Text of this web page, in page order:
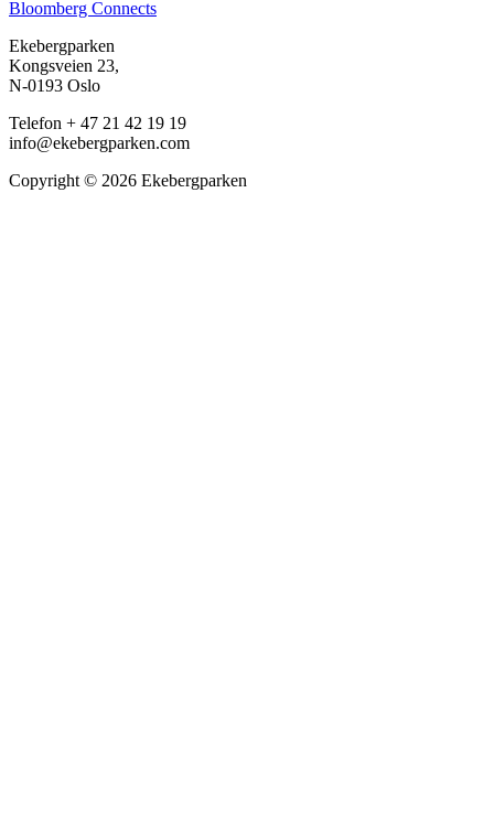
Bloomberg Connects
Ekebergparken
Kongsveien 23,
N-0193 Oslo
Telefon + 47 21 42 19 19
info@ekebergparken.com
Copyright © 2026 Ekebergparken